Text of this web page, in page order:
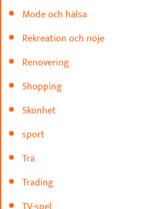
Mode och hälsa
Rekreation och nöje
Renovering
Shopping
Skönhet
sport
Trä
Trading